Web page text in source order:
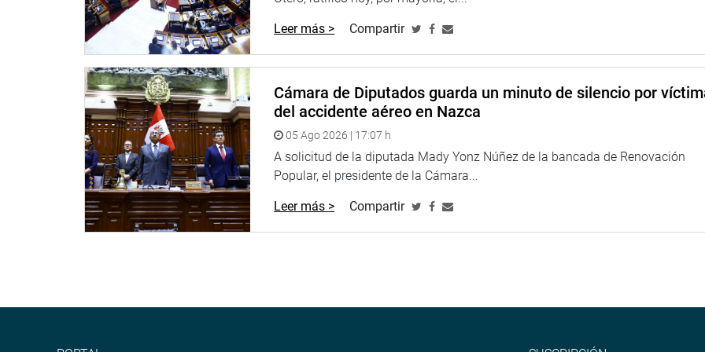
Leer más > Compartir
Cámara de Diputados guarda un minuto de silencio por
del accidente aéreo en Nazca
05 Ago 2026 | 17:07 h
A solicitud de la diputada Mady Yonz Núñez de la bancada de Renovación
Popular, el presidente de la Cámara...
Leer más > Compartir